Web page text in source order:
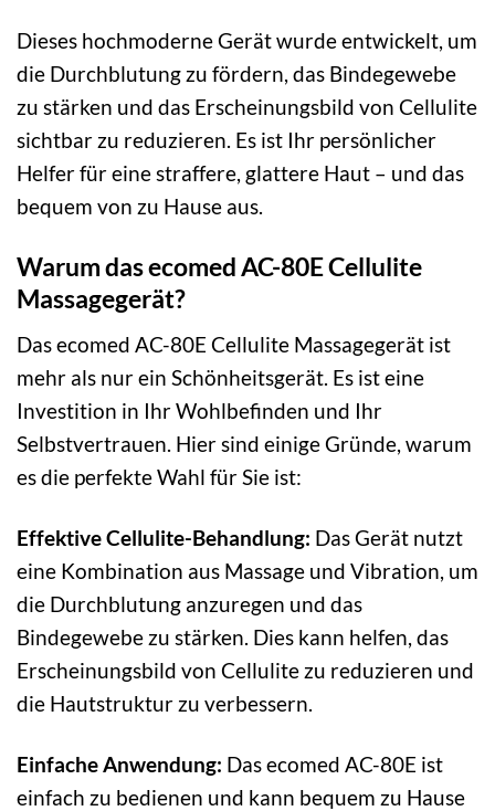
Dieses hochmoderne Gerät wurde entwickelt, um
die Durchblutung zu fördern, das Bindegewebe
zu stärken und das Erscheinungsbild von Cellulite
sichtbar zu reduzieren. Es ist Ihr persönlicher
Helfer für eine straffere, glattere Haut – und das
bequem von zu Hause aus.
Warum das ecomed AC-80E Cellulite
Massagegerät?
Das ecomed AC-80E Cellulite Massagegerät ist
mehr als nur ein Schönheitsgerät. Es ist eine
Investition in Ihr Wohlbefinden und Ihr
Selbstvertrauen. Hier sind einige Gründe, warum
es die perfekte Wahl für Sie ist:
Effektive Cellulite-Behandlung: Das Gerät nutzt
eine Kombination aus Massage und Vibration, um
die Durchblutung anzuregen und das
Bindegewebe zu stärken. Dies kann helfen, das
Erscheinungsbild von Cellulite zu reduzieren und
die Hautstruktur zu verbessern.
Einfache Anwendung: Das ecomed AC-80E ist
einfach zu bedienen und kann bequem zu Hause